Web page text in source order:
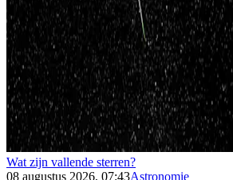
Wat zijn vallende sterren?
08 augustus 2026, 07:43Astronomie